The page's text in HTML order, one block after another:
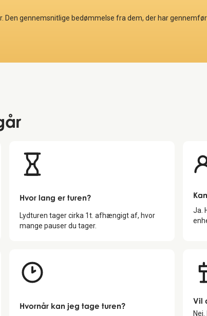
Den gennemsnitlige bedømmelse fra dem, der har
Hvor lang er turen?
Lydturen tager cirka 1t. afhængigt af, hvor
mange pauser du tager.
Ja.
Hvornår kan jeg tage turen?
Vil